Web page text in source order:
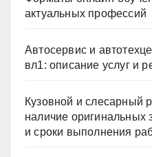
актуальных профессий
Автосервис и
вл1: описание услуг и
Кузовной и слесарный
наличие оригинальных
и сроки выполнения